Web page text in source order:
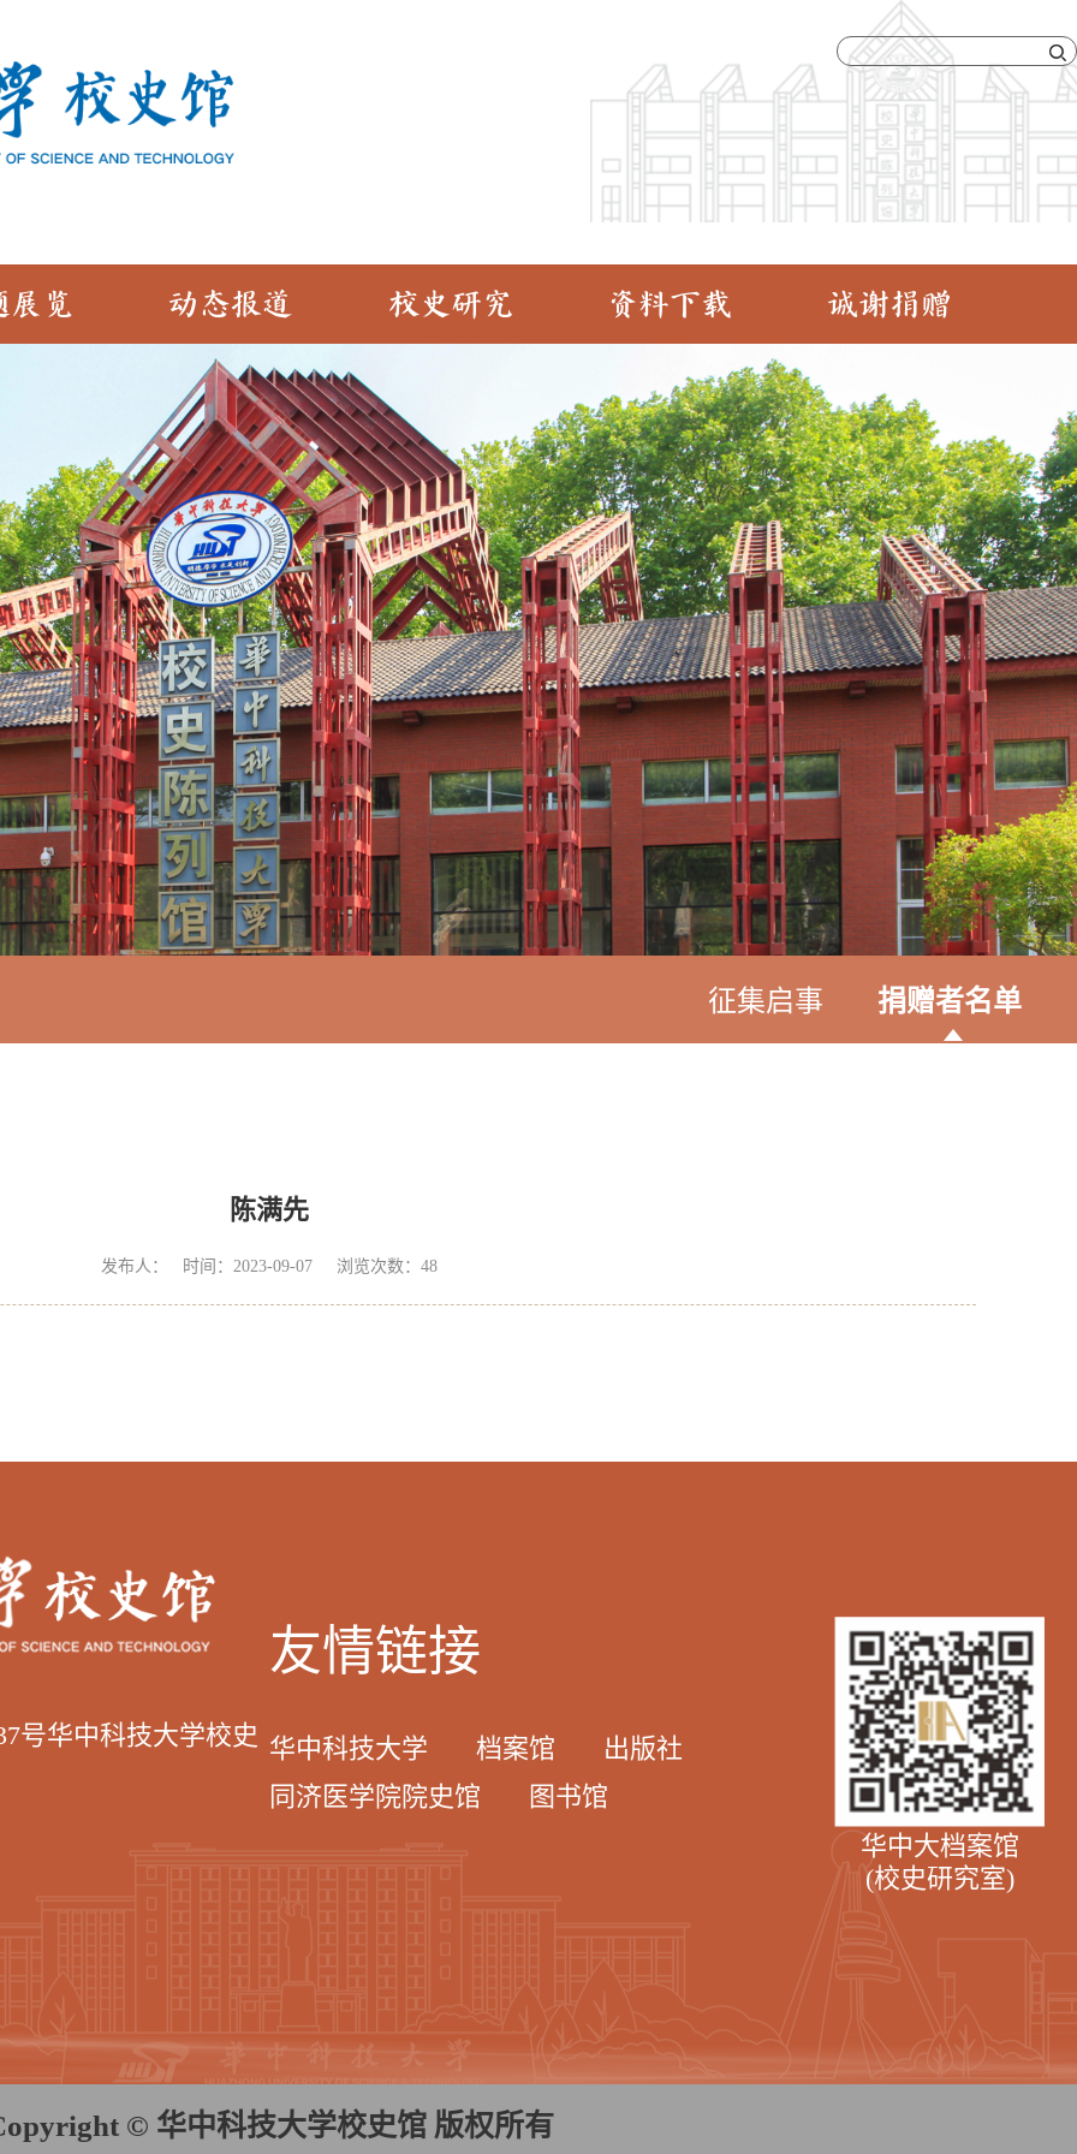
展览 动态报道 校史研究 资料下载 诚谢捐赠
征集启事 捐赠者名单
陈满先
发布人： 时间：2023-09-07 浏览次数： 48
号华中科技大学校史
友情链接
华中科技大学 档案馆
出版社
同济医学院院史馆
图书馆
华中大档案馆
(校史研究室)
© 华中科技大学校史馆 版权所有